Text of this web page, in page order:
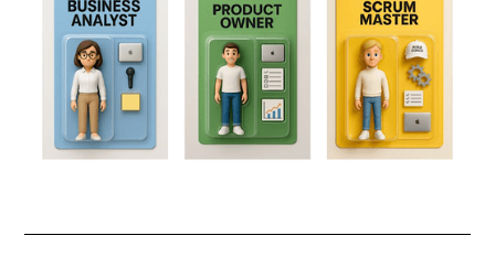
Une plateforme
sur mesure : un projet qui
rend fier·e chez Antaes.
Entretien avec Raphaëlle P. : un projet ambitieux,